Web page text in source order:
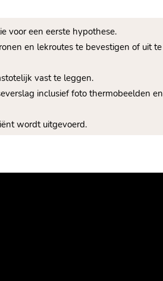
voor een eerste hypothese.
en lekroutes te bevestigen of uit te
vast te leggen.
inclusief foto thermobeelden en
wordt uitgevoerd.